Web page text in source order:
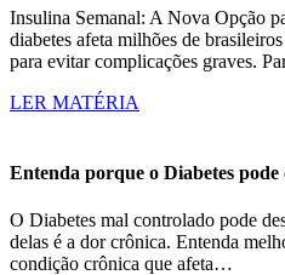
Insulina Semanal: A Nova Opção
diabetes afeta milhões de
para evitar complicações graves.
LER MATÉRIA
Entenda porque o Diabetes pode
O Diabetes mal controlado pode
delas é a dor crônica. Entenda
condição crônica que afeta…